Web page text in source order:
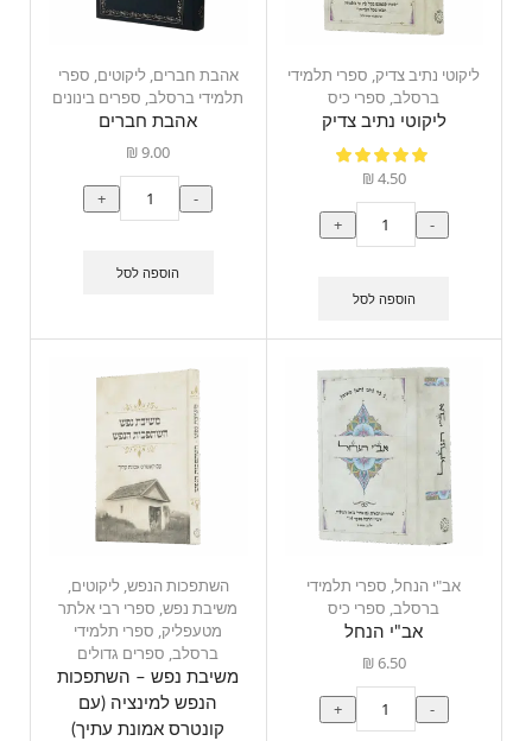
ליקוטי נתיב צדיק, ספרי תלמידי
ברסלב, ספרי כיס
ליקוטי נתיב צדיק
₪4.50
-
+
הוספה לסל
אהבת חברים,ליקוטים, ספרי
תלמידי ברסלב, ספרים בינונים
אהבת חברים
₪9.00
-
+
הוספה לסל
אב"י הנחל, ספרי תלמידי
ברסלב, ספרי כיס
אב"י הנחל
₪6.50
-
+
השתפכות הנפש,ליקוטים,
משיבת נפש, ספרי רבי אלתר
מטעפליק, ספרי תלמידי
ברסלב, ספרים גדולים
משיבת נפש – השתפכות
הנפש למינציה (עם
קונטרס אמונת עתיך)